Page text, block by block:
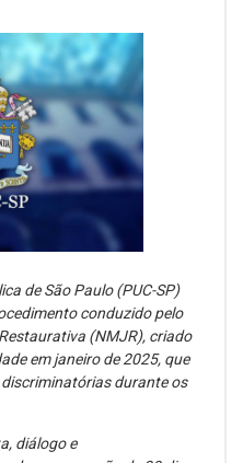
de São Paulo (PUC-SP)
conduzido pelo
(NMJR), criado
em janeiro de 2025, que
durante os
diálogo e